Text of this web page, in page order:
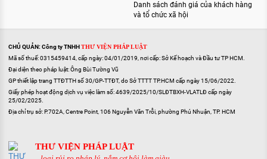
Danh sách đánh giá của khách hàng
và tổ chức xã hội
CHỦ QUẢN: Công ty TNHHTHƯ VIỆN PHÁP LUẬT
Mã số thuế: 0315459414, cấp ngày: 04/01/2019, nơi cấp: Sở Kế hoạch và Đầu tư TP HCM.
Đại diện theo pháp luật: Ông Bùi Tường Vũ
GP thiết lập trang TTĐTTH số 30/GP-TTĐT, do Sở TTTT TP.HCM cấp ngày 15/06/2022.
Giấy phép hoạt động dịch vụ việc làm số: 4639/2025/10/SLĐTBXH-VLATLĐ cấp ngày
25/02/2025.
Địa chỉ trụ sở: P.702A, Centre Point, 106 Nguyễn Văn Trỗi, phường Phú Nhuận, TP. HCM
THƯ VIỆN PHÁP LUẬT